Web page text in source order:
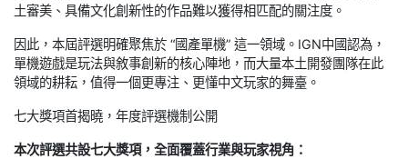
土審美、具備文化創新性的作品難以獲得相匹配的關注度。
因此，本屆評選明確聚焦於 “國產單機” 這一領域。IGN中國認為，
單機遊戲是玩法與敘事創新的核心陣地，而大量本土開發團隊在此
領域的耕耘，值得一個更專注、更懂中文玩家的舞臺。
七大獎項首揭曉，年度評選機制公開
本次評選共設七大獎項，全面覆蓋行業與玩家視角：